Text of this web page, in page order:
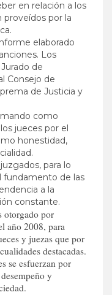
en relación a los
proveídos por la
elaborado
Los
de
Consejo de
de Justicia y
como
jueces por el
honestidad,
para lo
fundamento de las
a la
constante.
otorgado por
año 2008, para
y juezas que por
destacadas.
se esfuerzan por
y